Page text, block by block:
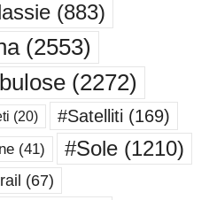
(883)
(2553)
(2272)
(20) #Satelliti (169)
(41) #Sole(1210)
(67)